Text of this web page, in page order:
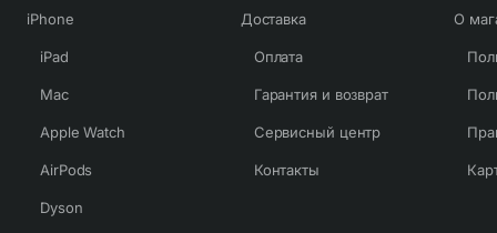
iPhone
iPad
Mac
Apple Watch
AirPods
Dyson
Доставка
Оплата
Гарантия и возврат
Сервисный центр
Контакты
О